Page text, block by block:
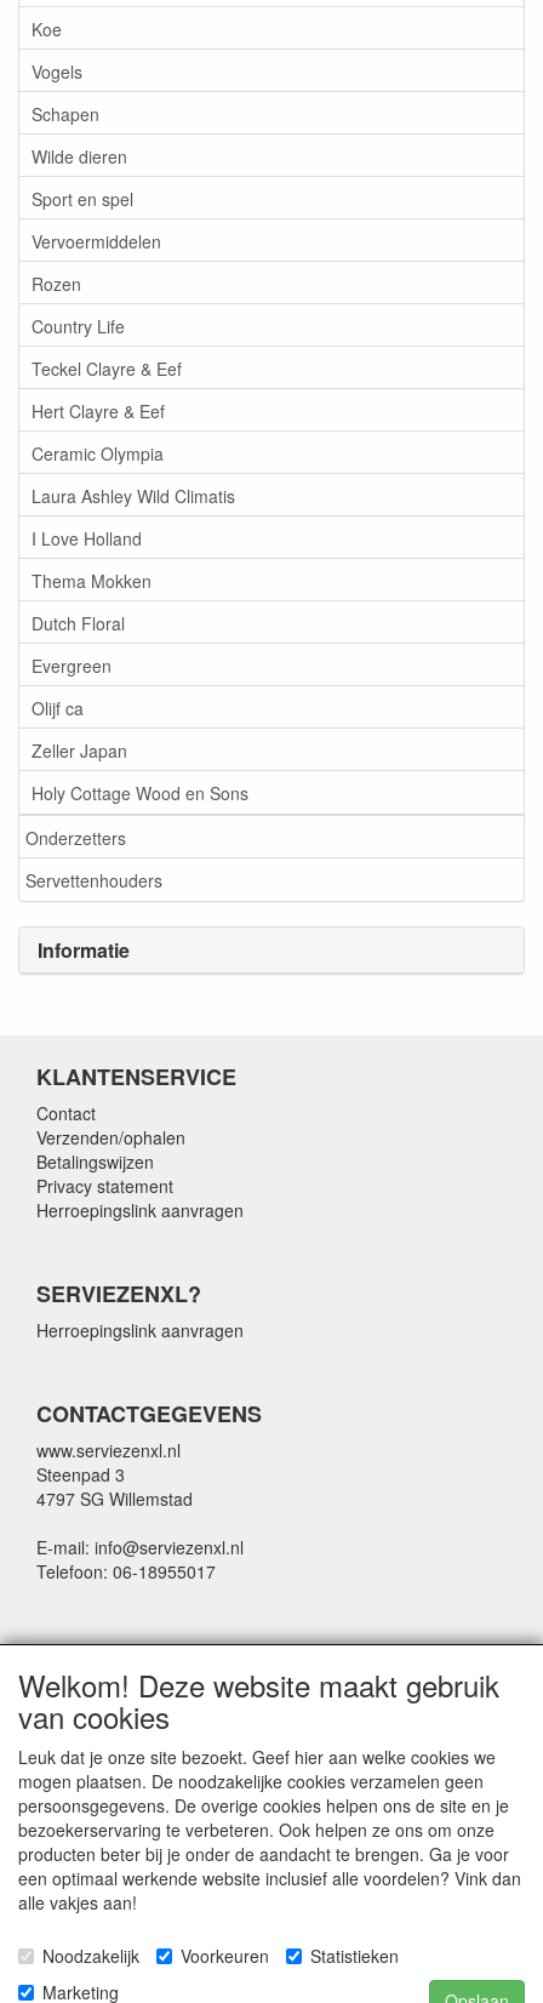
Koe
Vogels
Schapen
Wilde dieren
Sport en spel
Vervoermiddelen
Rozen
Country Life
Teckel Clayre & Eef
Hert Clayre & Eef
Ceramic Olympia
Laura Ashley Wild Climatis
I Love Holland
Thema Mokken
Dutch Floral
Evergreen
Olijf ca
Zeller Japan
Holy Cottage Wood en Sons
Onderzetters
Servettenhouders
Informatie
KLANTENSERVICE
Contact
Verzenden/ophalen
Betalingswijzen
Privacy statement
Herroepingslink aanvragen
SERVIEZENXL?
Herroepingslink aanvragen
CONTACTGEGEVENS
www.serviezenxl.nl
Steenpad 3
4797 SG Willemstad
E-mail: info@serviezenxl.nl
Telefoon: 06-18955017
Voornaam
Achternaam
E-mail
Welkom! Deze website maakt gebruik
van cookies
Leuk dat je onze site bezoekt. Geef hier aan welke cookies we
mogen plaatsen. De noodzakelijke cookies verzamelen geen
persoonsgegevens. De overige cookies helpen ons de site en je
bezoekerservaring te verbeteren. Ook helpen ze ons om onze
producten beter bij je onder de aandacht te brengen. Ga je voor
een optimaal werkende website inclusief alle voordelen? Vink dan
alle vakjes aan!
Noodzakelijk Voorkeuren
Statistieken
Marketing